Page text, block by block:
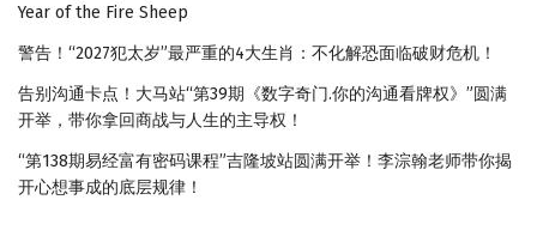
Year of the Fire Sheep
警告！“2027犯太岁”最严重的4大生肖：不化解恐面临破财危机！
告别沟通卡点！大马站“第39期《数字奇门.你的沟通看牌权》”圆满
开举，带你拿回商战与人生的主导权！
“第138期易经富有密码课程”吉隆坡站圆满开举！李淙翰老师带你揭
开心想事成的底层规律！